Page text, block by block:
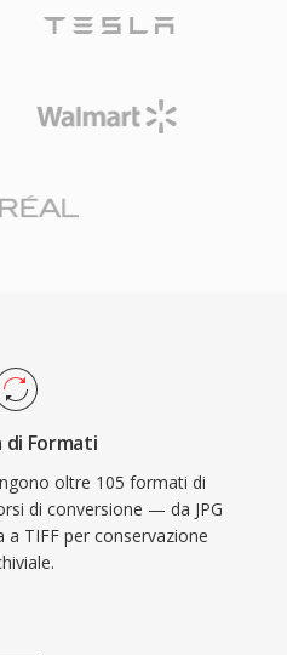
di Formati
oltre 105 formati di
di conversione — da JPG
a TIFF per conservazione